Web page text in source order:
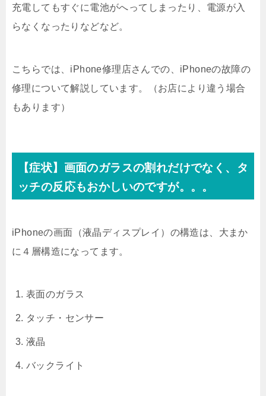
充電してもすぐに電池がへってしまったり、電源が入
らなくなったりなどなど。
こちらでは、iPhone修理店さんでの、iPhoneの故障の
修理について解説しています。（お店により違う場合
もあります）
【症状】画面のガラスの割れだけでなく、タ
ッチの反応もおかしいのですが。。。
iPhoneの画面（液晶ディスプレイ）の構造は、大まか
に４層構造になってます。
表面のガラス
タッチ・センサー
液晶
バックライト